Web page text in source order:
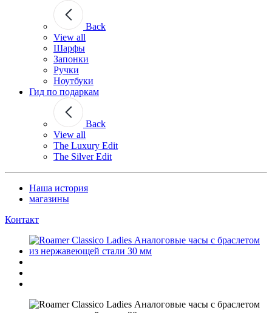
Back
View all
Шарфы
Запонки
Ручки
Ноутбуки
Гид по подаркам
Back
View all
The Luxury Edit
The Silver Edit
Наша история
магазины
Контакт